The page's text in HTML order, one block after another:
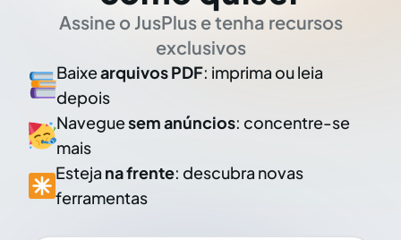
Assine o JusPlus e tenha recursos
exclusivos
Baixearquivos PDF: imprima ou leia
depois
Naveguesem anúncios: concentre-se
mais
Esteja na frente: descubra novas
ferramentas